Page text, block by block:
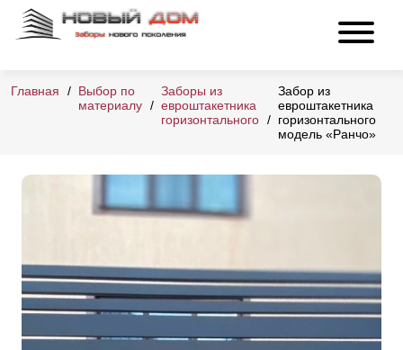
Главная
Выбор по
материалу
Заборы из
евроштакетника
горизонтального
Забор из
евроштакетника
горизонтального
модель «Ранчо»